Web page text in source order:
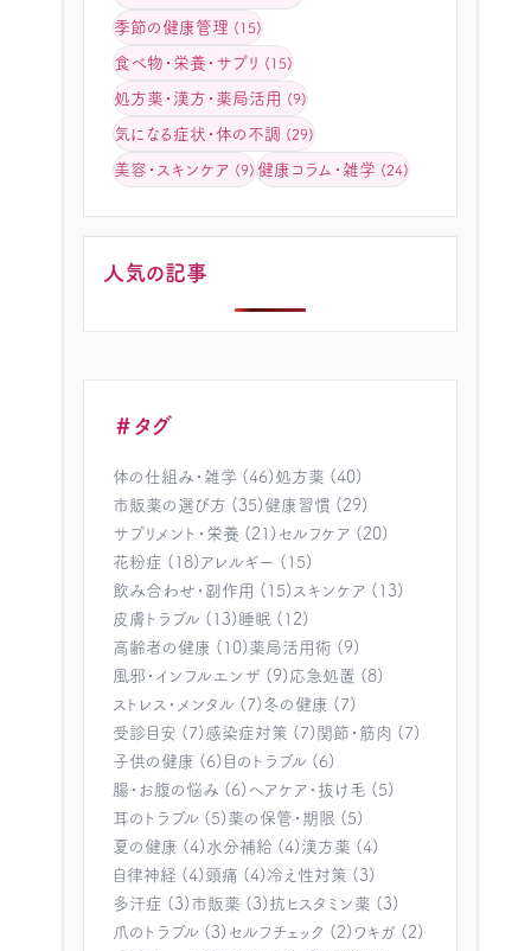
季節の健康管理 (15)
食べ物・栄養・サプリ (15)
処方薬・漢方・薬局活用 (9)
気になる症状・体の不調 (29)
美容・スキンケア (9) 健康コラム・雑学 (24)
人気の記事
＃タグ
体の仕組み・雑学 (46) 処方薬 (40)
市販薬の選び方 (35) 健康習慣 (29)
サプリメント・栄養 (21) セルフケア (20)
花粉症 (18) アレルギー (15)
飲み合わせ・副作用 (15) スキンケア (13)
皮膚トラブル (13) 睡眠 (12)
高齢者の健康 (10) 薬局活用術 (9)
風邪・インフルエンザ (9) 応急処置 (8)
ストレス・メンタル (7) 冬の健康 (7)
受診目安 (7) 感染症対策 (7) 関節・筋肉 (7)
子供の健康 (6) 目のトラブル (6)
腸・お腹の悩み (6) ヘアケア・抜け毛 (5)
耳のトラブル (5) 薬の保管・期限 (5)
夏の健康 (4) 水分補給 (4) 漢方薬 (4)
自律神経 (4) 頭痛 (4) 冷え性対策 (3)
多汗症 (3) 市販薬 (3) 抗ヒスタミン薬 (3)
爪のトラブル (3) セルフチェック (2) ワキガ (2)